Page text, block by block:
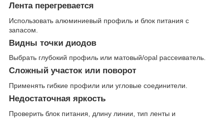
Лента перегревается
Использовать алюминиевый профиль и блок питания с
запасом.
Видны точки диодов
Выбрать глубокий профиль или матовый/opal рассеиватель.
Сложный участок или поворот
Применять гибкие профили или угловые соединители.
Недостаточная яркость
Проверить блок питания, длину линии, тип ленты и